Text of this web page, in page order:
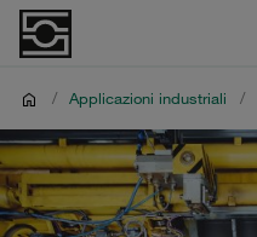
/ Applicazioni industriali /